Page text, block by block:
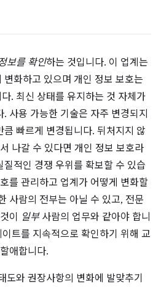
보를 확인하는 것입니다. 이 업계는
화하고 있으며 개인 정보 보호는
. 최신 상태를 유지하는 것 자체가
사용 가능한 기술은 자주 변경되지
빠르게 변경됩니다. 뒤처지지 않
나갈 수 있다면 개인 정보 보호라
적인 경쟁 우위를 확보할 수 있습
를 관리하고 업계가 어떻게 변화할
사람의 전부는 아닐 수 있고, 전문
이
일부 사람의 업무와 같아야 합니
트를 지속적으로 확인하기 위해 교
애합니다.
도와 권장사항의 변화에 발맞추기